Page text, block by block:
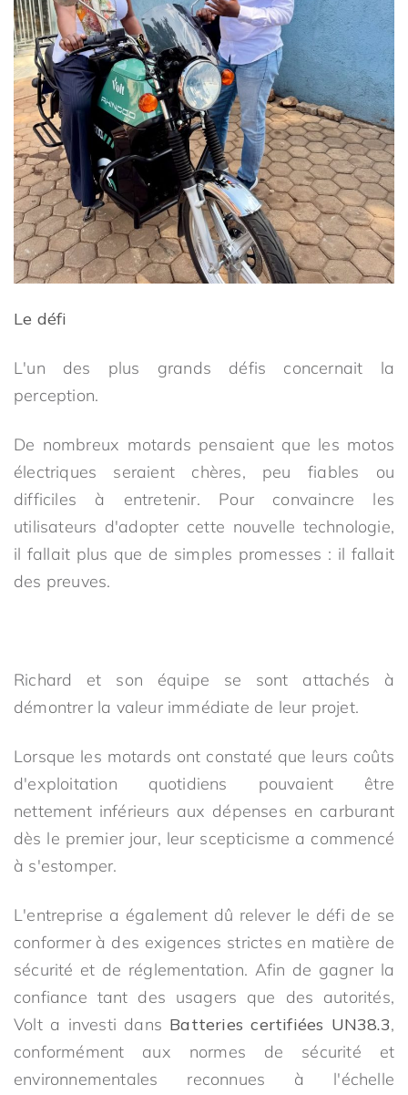
Le défi
L'un des plus grands défis concernait la
perception.
De nombreux motards pensaient que les motos
électriques seraient chères, peu fiables ou
difficiles à entretenir. Pour convaincre les
utilisateurs d'adopter cette nouvelle technologie,
il fallait plus que de simples promesses : il fallait
des preuves.
Richard et son équipe se sont attachés à
démontrer la valeur immédiate de leur projet.
Lorsque les motards ont constaté que leurs coûts
d'exploitation quotidiens pouvaient être
nettement inférieurs aux dépenses en carburant
dès le premier jour, leur scepticisme a commencé
à s'estomper.
L'entreprise a également dû relever le défi de se
conformer à des exigences strictes en matière de
sécurité et de réglementation. Afin de gagner la
confiance tant des usagers que des autorités,
Volt a investi dans Batteries certifiées UN38.3,
conformément aux normes de sécurité et
environnementales reconnues à l'échelle